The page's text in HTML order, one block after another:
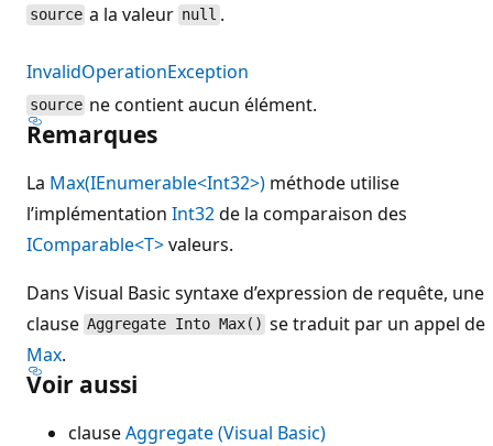
source a la valeur null .
InvalidOperationException
source ne contient aucun élément.
Remarques
La Max(IEnumerable<Int32>) méthode utilise
l’implémentation Int32de la comparaison des
IComparable<T>valeurs.
Dans Visual Basic syntaxe d’expression de requête, une
clause Aggregate Into Max() se traduit par un appel de
Max.
Voir aussi
clauseAggregate (Visual Basic)